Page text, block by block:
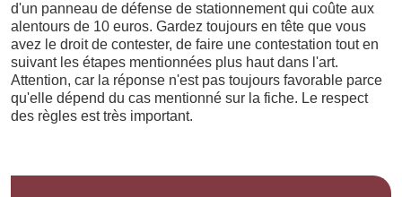
d'un panneau de défense de stationnement qui coûte aux
alentours de 10 euros. Gardez toujours en tête que vous
avez le droit de contester, de faire une contestation tout en
suivant les étapes mentionnées plus haut dans l'art.
Attention, car la réponse n'est pas toujours favorable parce
qu'elle dépend du cas mentionné sur la fiche. Le respect
des règles est très important.